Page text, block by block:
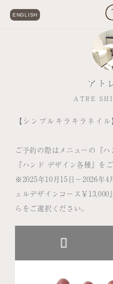
ENGLISH
アト
ATRE
【シンプルキラキラネイル
ご予約の際はメニューの『
『ハンド デザイン各種』を
※2025年10月15日～2026年
ェルデザインコース￥
らをご選択ください。